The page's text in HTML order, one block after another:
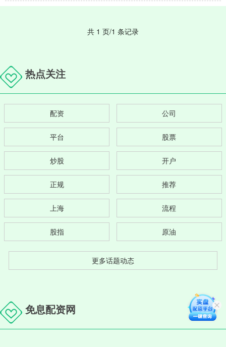
共 1 页/1 条记录
热点关注
配资 公司
平台 股票
炒股 开户
正规 推荐
上海 流程
股指 原油
更多话题动态
免息配资网